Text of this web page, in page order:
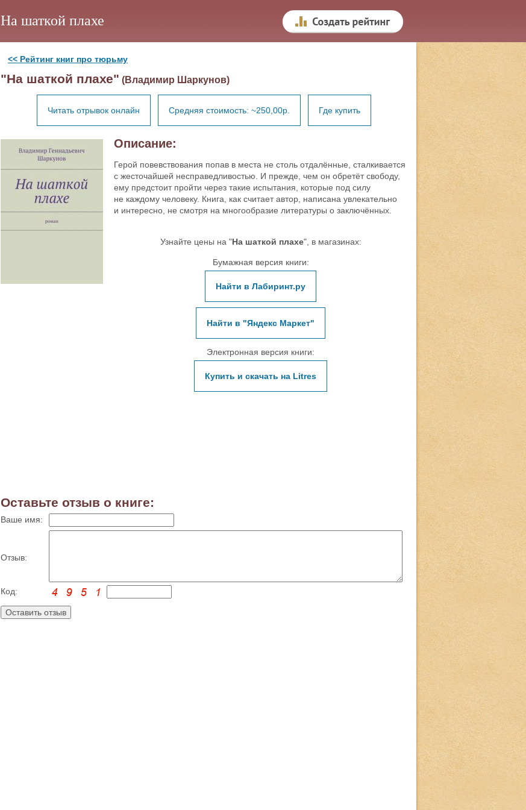
На шаткой плахе
<< Рейтинг книг про тюрьму
"На шаткой плахе" (Владимир Шаркунов)
Читать отрывок онлайн Средняя стоимость: ~250,00р. Где купить
Описание:
Герой повевствования попав в места не столь отдалённые, сталкивается
с жесточайшей несправедливостью. И прежде, чем он обретёт свободу,
ему предстоит пройти через такие испытания, которые под силу
не каждому человеку. Книга, как считает автор, написана увлекательно
и интересно, не смотря на многообразие литературы о заключённых.
Узнайте цены на "На шаткой плахе", в магазинах:
Бумажная версия книги:
Найти в Лабиринт.ру
Найти в "Яндекс Маркет"
Электронная версия книги:
Купить и скачать на Litres
Оставьте отзыв о книге:
Ваше имя:
Отзыв:
Код: